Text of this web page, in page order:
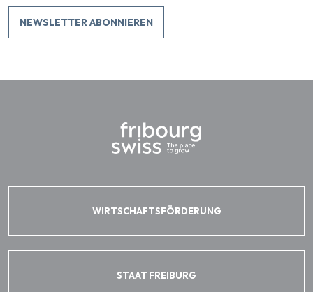
NEWSLETTER ABONNIEREN
WIRTSCHAFTSFÖRDERUNG
STAAT FREIBURG